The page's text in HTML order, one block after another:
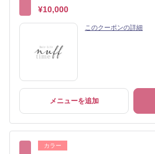
¥10,000
このクーポンの詳細
メニューを追加
カラー